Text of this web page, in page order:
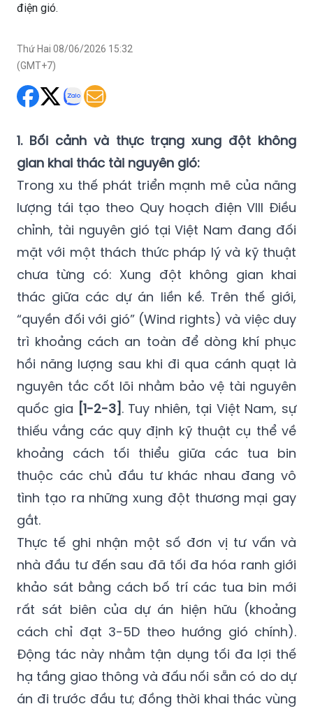
điện gió.
Thứ Hai 08/06/2026 15:32
(GMT+7)
1. Bối cảnh và thực trạng xung đột không
gian khai thác tài nguyên gió:
Trong xu thế phát triển mạnh mẽ của năng
lượng tái tạo theo Quy hoạch điện VIII Điều
chỉnh, tài nguyên gió tại Việt Nam đang đối
mặt với một thách thức pháp lý và kỹ thuật
chưa từng có: Xung đột không gian khai
thác giữa các dự án liền kề. Trên thế giới,
“quyền đối với gió” (Wind rights) và việc duy
trì khoảng cách an toàn để dòng khí phục
hồi năng lượng sau khi đi qua cánh quạt là
nguyên tắc cốt lõi nhằm bảo vệ tài nguyên
quốc gia [1-2-3] . Tuy nhiên, tại Việt Nam, sự
thiếu vắng các quy định kỹ thuật cụ thể về
khoảng cách tối thiểu giữa các tua bin
thuộc các chủ đầu tư khác nhau đang vô
tình tạo ra những xung đột thương mại gay
gắt.
Thực tế ghi nhận một số đơn vị tư vấn và
nhà đầu tư đến sau đã tối đa hóa ranh giới
khảo sát bằng cách bố trí các tua bin mới
rất sát biên của dự án hiện hữu (khoảng
cách chỉ đạt 3-5D theo hướng gió chính).
Động tác này nhằm tận dụng tối đa lợi thế
hạ tầng giao thông và đấu nối sẵn có do dự
án đi trước đầu tư; đồng thời khai thác vùng